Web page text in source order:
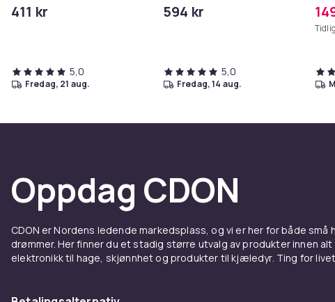
411 kr
5,0
fredag, 21 aug.
594 kr
5,0
fredag, 14 aug.
Oppdag CDON
CDON er Nordens ledende markedsplass, og vi er her for både
drømmer. Her finner du et stadig større utvalg av produkter innen
elektronikk til hage, skjønnhet og produkter til kjæledyr. Ting for